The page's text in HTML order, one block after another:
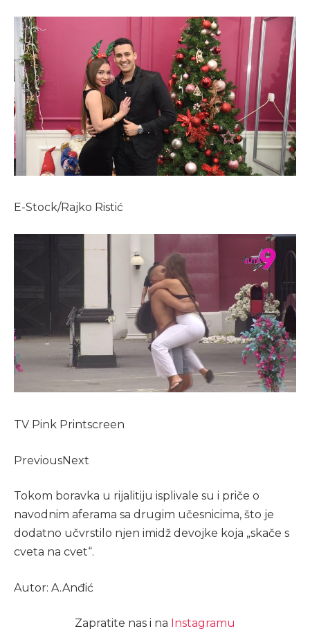
E-Stock/Rajko Ristić
TV Pink Printscreen
PreviousNext
Tokom boravka u rijalitiju isplivale su i priče o
navodnim aferama sa drugim učesnicima, što je
dodatno učvrstilo njen imidž devojke koja „skače s
cveta na cvet“.
Autor: A.Anđić
Zapratite nas i na Instagramu